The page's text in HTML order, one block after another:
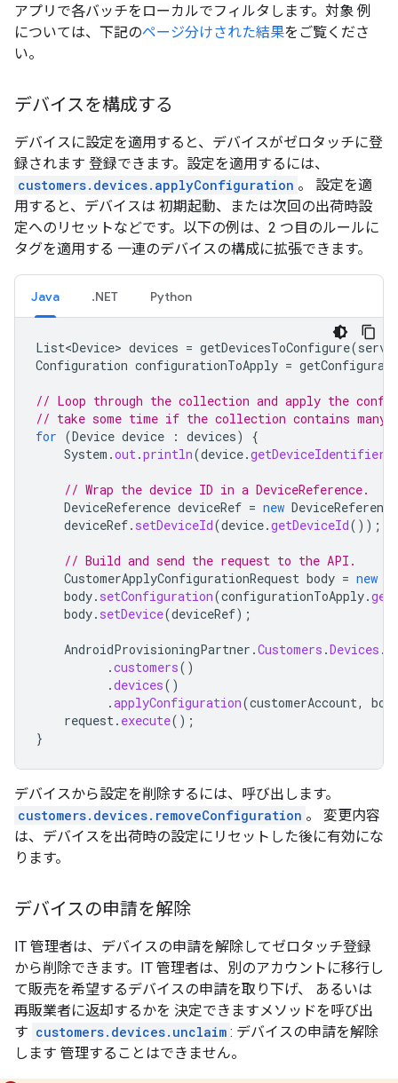
アプリで各バッチをローカルでフィルタします。対象 例
については、下記のページ分けされた結果をご覧くださ
い。
デバイスを構成する
デバイスに設定を適用すると、デバイスがゼロタッチに登
録されます 登録できます。設定を適用するには、
customers.devices.applyConfiguration 。 設定を適
用すると、デバイスは 初期起動、または次回の出荷時設
定へのリセットなどです。以下の例は、2 つ目のルールに
タグを適用する 一連のデバイスの構成に拡張できます。
Java .NET Python
List<Device> devices = getDevicesToConfigure(
Configuration configurationToApply =
// Loop through the collection and apply the
// take some time if the collection contains many
for (Device device : devices)
{
System .out.println(device.getDeviceIdentifier
// Wrap the device ID in a DeviceReference.
DeviceReference deviceRef = new DeviceReference
deviceRef. setDeviceId(device.getDeviceId());
// Build and send the request to the API.
CustomerApplyConfigurationRequest body = new
body. setConfiguration(configurationToApply.
body. setDevice(deviceRef);
AndroidProvisioningPartner .Customers .Devices .
.customers()
.devices()
.applyConfiguration(customerAccount,
request. execute();
}
デバイスから設定を削除するには、呼び出します。
customers.devices.removeConfiguration 。 変更内容
は、デバイスを出荷時の設定にリセットした後に有効にな
ります。
デバイスの申請を解除
IT 管理者は、デバイスの申請を解除してゼロタッチ登録
から削除できます。IT 管理者は、別のアカウントに移行し
て販売を希望するデバイスの申請を取り下げ、 あるいは
再販業者に返却するかを 決定できますメソッドを呼び出
す customers.devices.unclaim : デバイスの申請を解除
します 管理することはできません。